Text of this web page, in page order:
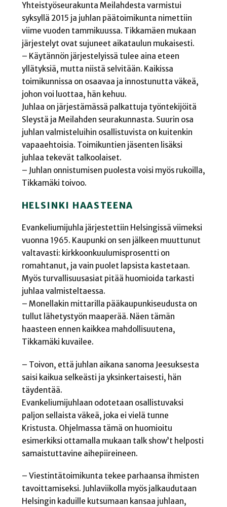
Yhteistyöseurakunta Meilahdesta varmistui
syksyllä 2015 ja juhlan päätoimikunta nimettiin
viime vuoden tammikuussa. Tikkamäen mukaan
järjestelyt ovat sujuneet aikataulun mukaisesti.
– Käytännön järjestelyissä tulee aina eteen
yllätyksiä, mutta niistä selvitään. Kaikissa
toimikunnissa on osaavaa ja innostunutta väkeä,
johon voi luottaa, hän kehuu.
Juhlaa on järjestämässä palkattuja työntekijöitä
Sleystä ja Meilahden seurakunnasta. Suurin osa
juhlan valmisteluihin osallistuvista on kuitenkin
vapaaehtoisia. Toimikuntien jäsenten lisäksi
juhlaa tekevät talkoolaiset.
– Juhlan onnistumisen puolesta voisi myös rukoilla,
Tikkamäki toivoo.
HELSINKI HAASTEENA
Evankeliumijuhla järjestettiin Helsingissä viimeksi
vuonna 1965. Kaupunki on sen jälkeen muuttunut
valtavasti: kirkkoonkuulumisprosentti on
romahtanut, ja vain puolet lapsista kastetaan.
Myös turvallisuusasiat pitää huomioida tarkasti
juhlaa valmisteltaessa.
– Monellakin mittarilla pääkaupunkiseudusta on
tullut lähetystyön maaperää. Näen tämän
haasteen ennen kaikkea mahdollisuutena,
Tikkamäki kuvailee.
– Toivon, että juhlan aikana sanoma Jeesuksesta
saisi kaikua selkeästi ja yksinkertaisesti, hän
täydentää.
Evankeliumijuhlaan odotetaan osallistuvaksi
paljon sellaista väkeä, joka ei vielä tunne
Kristusta. Ohjelmassa tämä on huomioitu
esimerkiksi ottamalla mukaan talk show’t helposti
samaistuttavine aihepiireineen.
– Viestintätoimikunta tekee parhaansa ihmisten
tavoittamiseksi. Juhlaviikolla myös jalkaudutaan
Helsingin kaduille kutsumaan kansaa juhlaan,